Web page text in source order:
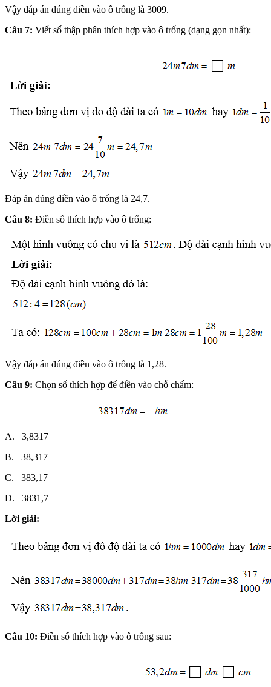
Vậy đáp án đúng điền vào ô trống là 3009.
Câu 7: Viết số thập phân thích hợp vào ô trống (dạng gọn nhất):
Đáp án đúng điền vào ô trống là 24,7.
Câu 8: Điền số thích hợp vào ô trống:
Vậy đáp án đúng điền vào ô trống là 1,28.
Câu 9: Chọn số thích hợp để điền vào chỗ chấm:
A. 3,8317
B. 38,317
C. 383,17
D. 3831,7
Lời giải:
Câu 10: Điền số thích hợp vào ô trống sau: